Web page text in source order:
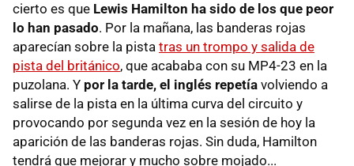
cierto es que Lewis Hamilton ha sido de los que peor
lo han pasado. Por la mañana, las banderas rojas
aparecían sobre la pista tras un trompo y salida de
pista del británico, que acababa con su MP4-23 en la
puzolana. Y por la tarde, el inglés repetía volviendo a
salirse de la pista en la última curva del circuito y
provocando por segunda vez en la sesión de hoy la
aparición de las banderas rojas. Sin duda, Hamilton
tendrá que mejorar y mucho sobre mojado...